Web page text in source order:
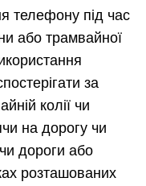
телефону під час
або трамвайної
за
колії чи
на дорогу чи
дороги або
розташованих